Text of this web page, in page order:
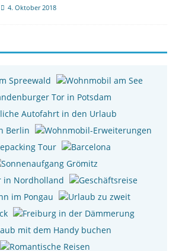
4. Oktober 2018